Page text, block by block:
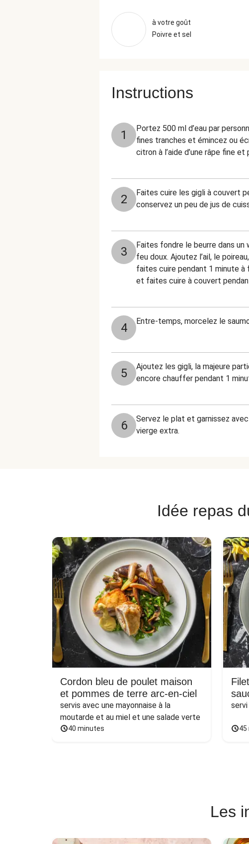
à votre goût
Poivre et sel
Instructions
1
Portez 500 ml d’eau par
fines tranches et émincez ou
citron à l’aide d’une râpe fine et
2
Faites cuire les gigli à couvert
conservez un peu de jus de
3
Faites fondre le beurre dans
feu doux. Ajoutez l’ail, le
faites cuire pendant 1 minute à
et faites cuire à couvert
4 Entre-temps, morcelez le
5
Ajoutez les gigli, la majeure
encore chauffer pendant 1
6
Servez le plat et garnissez avec
vierge extra.
Idée repas
Cordon bleu de poulet maison
et pommes de terre arc-en-ciel
servis avec une mayonnaise à la
moutarde et au miel et une salade verte
40 minutes 45
Les